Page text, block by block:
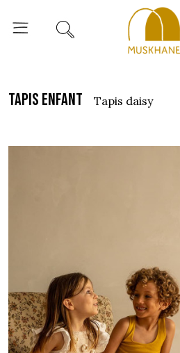
tapis enfant tapis daisy